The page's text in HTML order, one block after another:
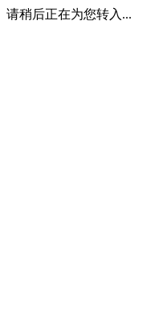
请稍后正在为您转入...